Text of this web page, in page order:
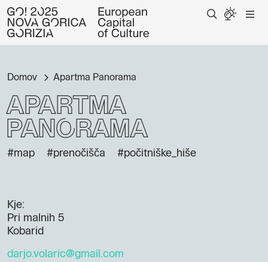
Domov Apartma Panorama
Apartma
Panorama
#map #prenočišča #počitniške_hiše
Kje:
Pri malnih 5
Kobarid
darjo.volaric@gmail.com